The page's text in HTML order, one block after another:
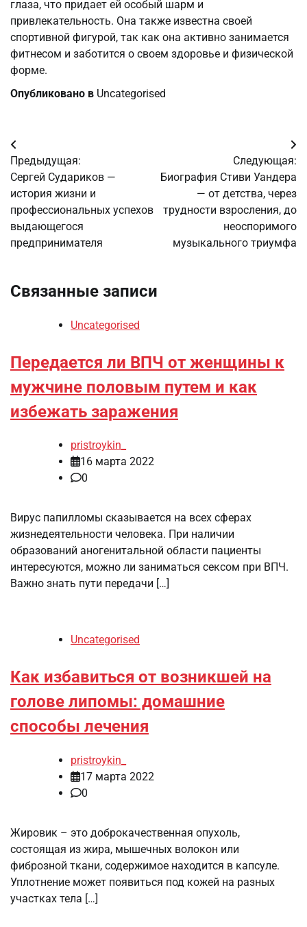
глаза, что придает ей особый шарм и
привлекательность. Она также известна своей
спортивной фигурой, так как она активно занимается
фитнесом и заботится о своем здоровье и физической
форме.
Опубликовано в Uncategorised
Навигация
по
записям
Предыдущая:
Сергей Судариков —
история жизни и
профессиональных успехов
выдающегося
предпринимателя
Следующая:
Биография Стиви Уандера
— от детства, через
трудности взросления, до
неоспоримого
музыкального триумфа
Связанные записи
Uncategorised
Передается ли ВПЧ от женщины к
мужчине половым путем и как
избежать заражения
pristroykin_
16 марта 2022
0
Вирус папилломы сказывается на всех сферах
жизнедеятельности человека. При наличии
образований аногенитальной области пациенты
интересуются, можно ли заниматься сексом при ВПЧ.
Важно знать пути передачи […]
Uncategorised
Как избавиться от возникшей на
голове липомы: домашние
способы лечения
pristroykin_
17 марта 2022
0
Жировик – это доброкачественная опухоль,
состоящая из жира, мышечных волокон или
фиброзной ткани, содержимое находится в капсуле.
Уплотнение может появиться под кожей на разных
участках тела […]